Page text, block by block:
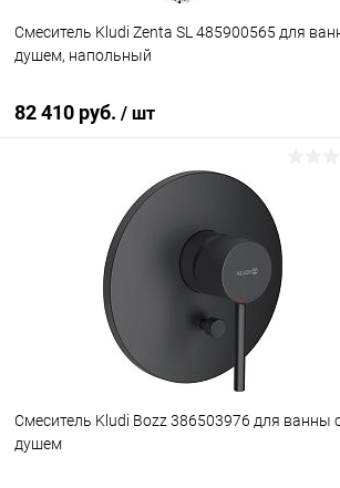
Смеситель Kludi Zenta SL 485900565 для
душем, напольный
82 410 руб. / шт
Купить в 1 клик Сравнение
В избранное Под заказ
Смеситель Kludi Bozz 386503976 для ванны
душем